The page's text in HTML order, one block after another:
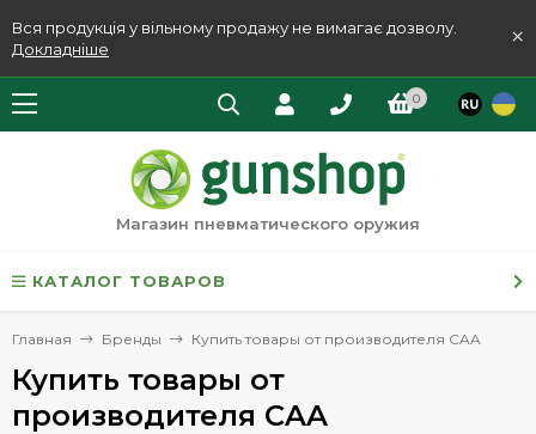
Вся продукція у вільному продажу не вимагає дозволу.
Докладніше
×
0
Магазин пневматического оружия
КАТАЛОГ ТОВАРОВ
Главная Бренды Купить товары от производителя CAA
Купить товары от
производителя CAA